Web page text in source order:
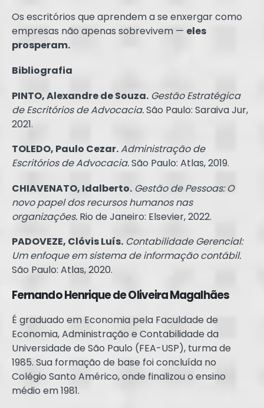
Os escritórios que aprendem a se enxergar como
empresas não apenas sobrevivem — eles
prosperam.
Bibliografia
PINTO, Alexandre de Souza. Gestão Estratégica
de Escritórios de Advocacia.São Paulo: Saraiva Jur,
2021.
TOLEDO, Paulo Cezar.Administração de
Escritórios de Advocacia.São Paulo: Atlas, 2019.
CHIAVENATO, Idalberto. Gestão de Pessoas: O
novo papel dos recursos humanos nas
organizações. Rio de Janeiro: Elsevier, 2022.
PADOVEZE, Clóvis Luís. Contabilidade Gerencial:
Um enfoque em sistema de informação contábil.
São Paulo: Atlas, 2020.
Fernando Henrique de Oliveira Magalhães
É graduado em Economia pela Faculdade de
Economia, Administração e Contabilidade da
Universidade de São Paulo (FEA-USP), turma de
1985. Sua formação de base foi concluída no
Colégio Santo Américo, onde finalizou o ensino
médio em 1981.